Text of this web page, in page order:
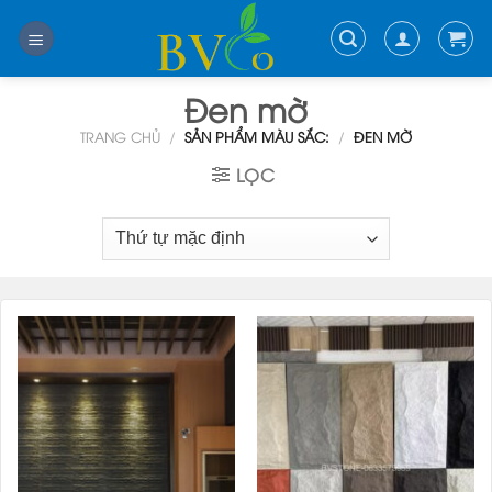
Đen mờ
TRANG CHỦ / SẢN PHẨM MÀU SẮC: / ĐEN MỜ
LỌC